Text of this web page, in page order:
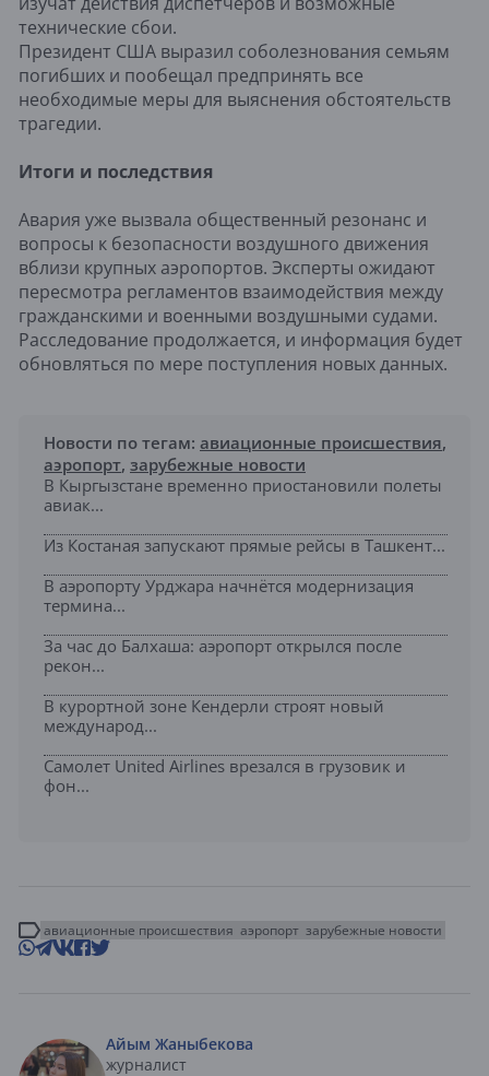
технические сбои.
Президент США выразил соболезнования семьям
погибших и пообещал предпринять все
необходимые меры для выяснения обстоятельств
трагедии.
Итоги и последствия
Авария уже вызвала общественный резонанс и
вопросы к безопасности воздушного движения
вблизи крупных аэропортов. Эксперты ожидают
пересмотра регламентов взаимодействия между
гражданскими и военными воздушными судами.
Расследование продолжается, и информация будет
обновляться по мере поступления новых данных.
Новости по тегам: авиационные происшествия,
аэропорт, зарубежные новости
В Кыргызстане временно приостановили полеты
авиак...
Из Костаная запускают прямые рейсы в Ташкент...
В аэропорту Урджара начнётся модернизация
термина...
За час до Балхаша: аэропорт открылся после
рекон...
В курортной зоне Кендерли строят новый
международ...
Самолет United Airlines врезался в грузовик и
фон...
авиационные происшествия аэропорт зарубежные новости
Айым Жаныбекова
журналист